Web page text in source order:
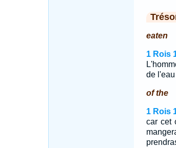
eaten
1 Rois
de
of the
1 Rois
car cet